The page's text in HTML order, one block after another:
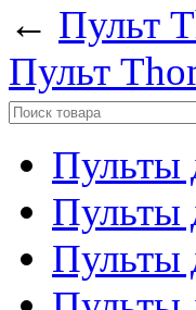
← Пульт
Пульт
Пульты
Пульты
Пульты